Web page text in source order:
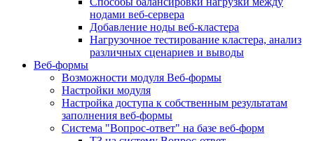
нодами веб-сервера
Добавление ноды веб-кластера
Нагрузочное тестирование кластера, анализ
различных сценариев и выводы
Веб-формы
Возможности модуля Веб-формы
Настройки модуля
Настройка доступа к собственным результатам
заполнения веб-формы
Система "Вопрос-ответ" на базе веб-форм